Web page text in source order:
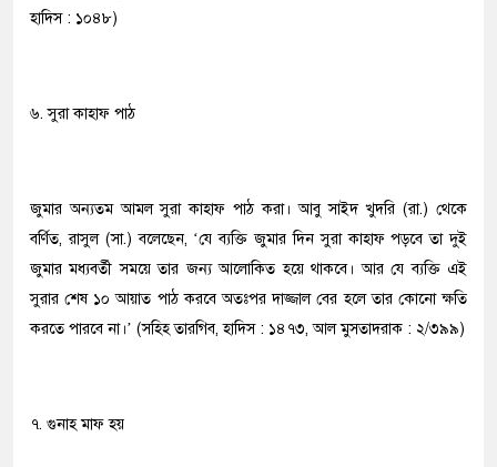
হাদিস : ১০৪৮)
৬. সুরা কাহাফ পাঠ
জুমার অন্যতম আমল সুরা কাহাফ পাঠ করা। আবু সাইদ খুদরি (রা.) থেকে
বর্ণিত, রাসুল (সা.) বলেছেন, ‘যে ব্যক্তি জুমার দিন সুরা কাহাফ পড়বে তা দুই
জুমার মধ্যবর্তী সময়ে তার জন্য আলোকিত হয়ে থাকবে। আর যে ব্যক্তি এই
সুরার শেষ ১০ আয়াত পাঠ করবে অতঃপর দাজ্জাল বের হলে তার কোনো ক্ষতি
করতে পারবে না।’ (সহিহ তারগিব, হাদিস : ১৪৭৩, আল মুসতাদরাক : ২/৩৯৯)
৭. গুনাহ মাফ হয়